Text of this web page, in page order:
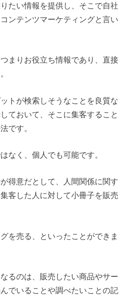
たい情報を提供し、そこで自社
ンテンツマーケティングと言い
まりお役立ち情報であり、直接
トが検索しそうなことを良質な
ておいて、そこに集客すること
です。
なく、個人でも可能です。
得意だとして、人間関係に関す
客した人に対して小冊子を販売
を売る、といったことができま
るのは、販売したい商品やサー
でいることや調べたいことの記